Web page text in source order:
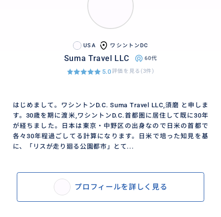
USA ワシントンDC
Suma Travel LLC 60代
5.0評価を見る(3件)
はじめまして。ワシントンD.C. Suma Travel LLC,須磨 と申しま
す。30歳を期に渡米,ワシントンD.C.首都圏に居住して既に30年
が経ちました。日本は東京・中野区の出身なので日米の首都で
各々30年程過ごしてる計算になります。日米で培った知見を基
に、「リスが走り廻る公園都市」とて...
プロフィールを詳しく見る